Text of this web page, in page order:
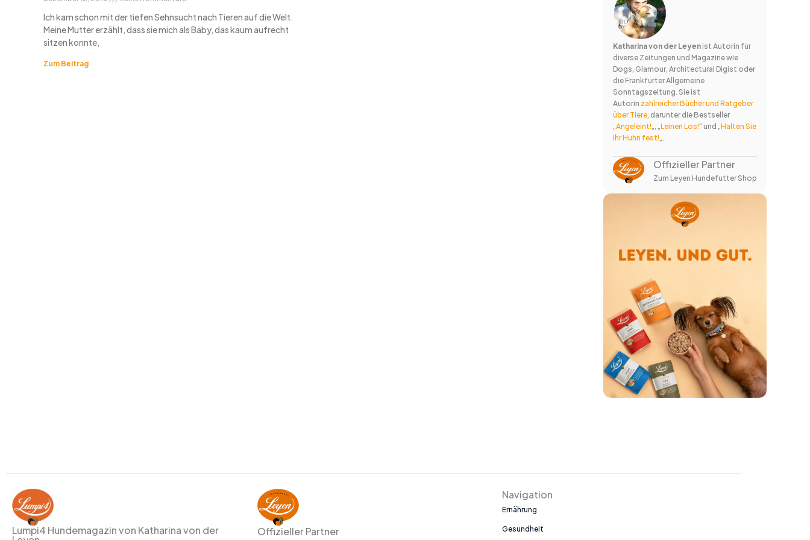
Ich kam schon mit der tiefen Sehnsucht nach Tieren auf die Welt.
Meine Mutter erzählt, dass sie mich als Baby, das kaum aufrecht
sitzen konnte,
Zum Beitrag
Katharina von der Leyen ist Autorin für
diverse Zeitungen und Magazine wie
Dogs, Glamour, Architectural Digist oder
die Frankfurter Allgemeine
Sonntagszeitung. Sie ist
Autorin zahlreicher Bücher und Ratgeber
über Tiere , darunter die Bestseller
„Angeleint! „, „Leinen Los!“ und „Halten Sie
Ihr Huhn fest!
Offizieller Partner
Zum Leyen Hundefutter Shop
Lumpi4 Hundemagazin von Katharina von der
Offizieller Partner
Navigation
Ernährung
Gesundheit